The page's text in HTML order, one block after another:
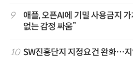
9
애플, 오픈AI에 기밀 사용금지
없는 감정 싸움”
10 SW진흥단지 지정요건 완화…